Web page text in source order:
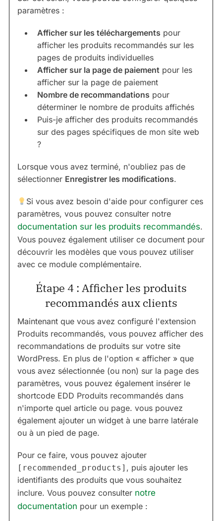
paramètres :
Afficher sur les téléchargements pour
afficher les produits recommandés sur les
pages de produits individuelles
Afficher sur la page de paiement pour les
afficher sur la page de paiement
Nombre de recommandations pour
déterminer le nombre de produits affichés
Puis-je afficher des produits recommandés
sur des pages spécifiques de mon site web
?
Lorsque vous avez terminé, n'oubliez pas de
sélectionner Enregistrer les modifications.
Si vous avez besoin d'aide pour configurer ces
paramètres, vous pouvez consulter notre
documentation sur les produits recommandés.
Vous pouvez également utiliser ce document pour
découvrir les modèles que vous pouvez utiliser
avec ce module complémentaire.
Étape 4 : Afficher les produits
recommandés aux clients
Maintenant que vous avez configuré l'extension
Produits recommandés, vous pouvez afficher des
recommandations de produits sur votre site
WordPress. En plus de l'option « afficher » que
vous avez sélectionnée (ou non) sur la page des
paramètres, vous pouvez également insérer le
shortcode EDD Produits recommandés dans
n'importe quel article ou page. vous pouvez
également ajouter un widget à une barre latérale
ou à un pied de page.
Pour ce faire, vous pouvez ajouter
[recommended_products] , puis ajouter les
identifiants des produits que vous souhaitez
inclure. Vous pouvez consulter notre
documentation pour un exemple :